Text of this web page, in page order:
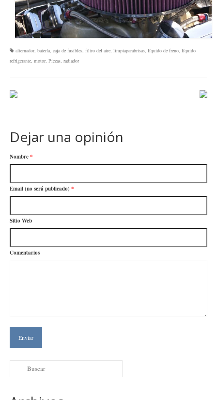
alternador, batería, caja de fusibles, filtro del aire, limpiaparabrisas, líquido de freno, líquido
refrigerante, motor, Piezas, radiador
Dejar una opinión
Nombre*
Email (no será publicado) *
Sitio Web
Comentarios